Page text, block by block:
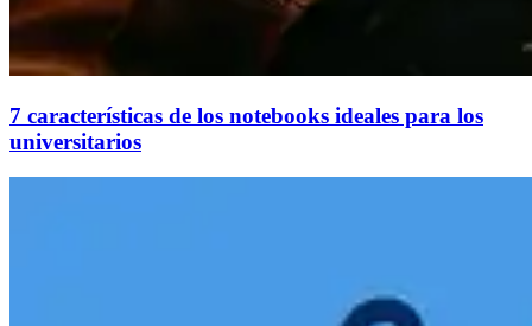
7 características de los notebooks ideales para los
universitarios